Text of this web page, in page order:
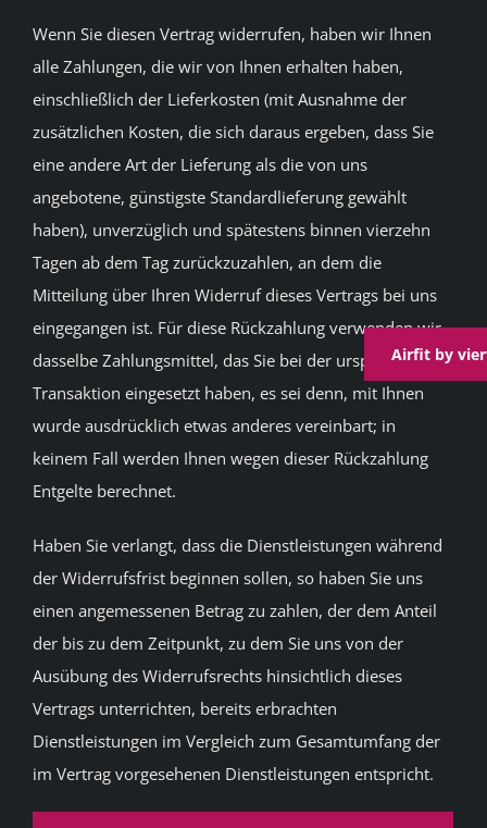
Wenn Sie diesen Vertrag widerrufen, haben wir Ihnen
alle Zahlungen, die wir von Ihnen erhalten haben,
einschließlich der Lieferkosten (mit Ausnahme der
zusätzlichen Kosten, die sich daraus ergeben, dass Sie
eine andere Art der Lieferung als die von uns
angebotene, günstigste Standardlieferung gewählt
haben), unverzüglich und spätestens binnen vierzehn
Tagen ab dem Tag zurückzuzahlen, an dem die
Mitteilung über Ihren Widerruf dieses Vertrags bei uns
eingegangen ist. Für diese Rückzahlung verwenden wir
dasselbe Zahlungsmittel, das Sie bei der ursprünglichen
Transaktion eingesetzt haben, es sei denn, mit Ihnen
wurde ausdrücklich etwas anderes vereinbart; in
keinem Fall werden Ihnen wegen dieser Rückzahlung
Entgelte berechnet.
Haben Sie verlangt, dass die Dienstleistungen während
der Widerrufsfrist beginnen sollen, so haben Sie uns
einen angemessenen Betrag zu zahlen, der dem Anteil
der bis zu dem Zeitpunkt, zu dem Sie uns von der
Ausübung des Widerrufsrechts hinsichtlich dieses
Vertrags unterrichten, bereits erbrachten
Dienstleistungen im Vergleich zum Gesamtumfang der
im Vertrag vorgesehenen Dienstleistungen entspricht.
Airfit by